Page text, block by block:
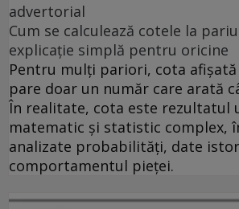
advertorial
Cum se calculează cotele la
explicație simplă pentru oricine
Pentru mulți pariori, cota afișată
pare doar un număr care arată
În realitate, cota este rezultatul
matematic și statistic complex,
analizate probabilități, date
comportamentul pieței.